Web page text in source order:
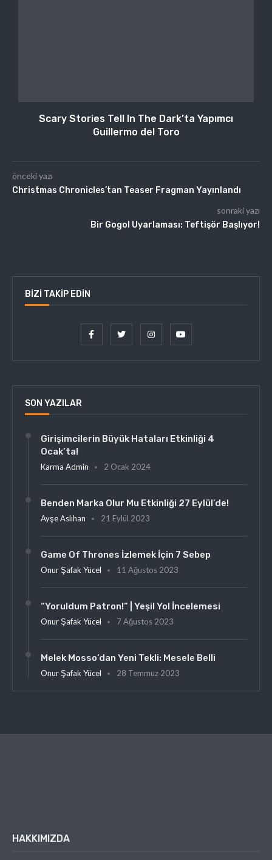
Scary Stories Tell In The Dark’ta Yapımcı
Guillermo del Toro
önceki yazı
Christmas Chronicles’tan Teaser Fragman Yayınlandı
sonraki yazı
Bir Gogol Uyarlaması: Teftişör Başlıyor!
BIZI TAKIP EDIN
SON YAZILAR
Girişimcilerin Büyük Hataları Etkinliği 4
Ocak’ta!
Karma Admin 2 Ocak 2024
Benden Marka Olur Mu Etkinliği 27 Eylül’de!
Ayşe Aslıhan 21 Eylül 2023
Game Of Thrones İzlemek İçin 7 Sebep
Onur Şafak Yücel 11 Ağustos 2023
“Yoruldum Patron!” | Yeşil Yol İncelemesi
Onur Şafak Yücel 7 Ağustos 2023
Melek Mosso’dan Yeni Tekli: Mesele Belli
Onur Şafak Yücel 28 Temmuz 2023
HAKKIMIZDA